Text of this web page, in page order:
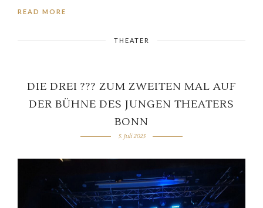
READ MORE
THEATER
DIE DREI ??? ZUM ZWEITEN MAL AUF
DER BÜHNE DES JUNGEN THEATERS
BONN
5. Juli 2025